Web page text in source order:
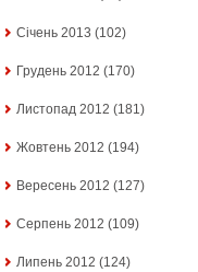
Січень 2013 (102)
Грудень 2012 (170)
Листопад 2012 (181)
Жовтень 2012 (194)
Вересень 2012 (127)
Серпень 2012 (109)
Липень 2012 (124)